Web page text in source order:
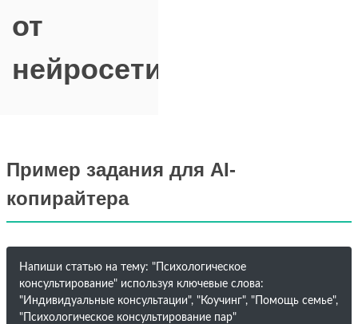
от
нейросети
Пример задания для AI-
копирайтера
Напиши статью на тему: "Психологическое
консультирование" используя ключевые слова:
"Индивидуальные консультации", "Коучинг", "Помощь семье",
"Психологическое консультирование пар"